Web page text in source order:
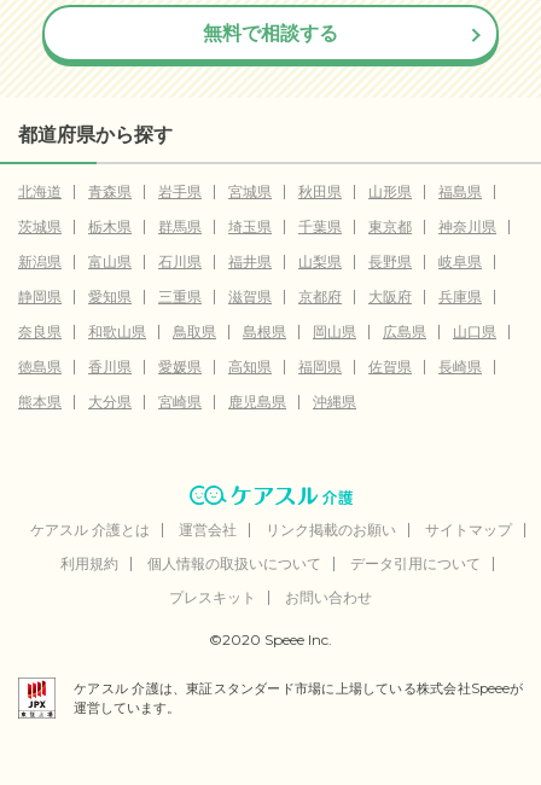
無料で相談する
都道府県から探す
北海道 青森県 岩手県 宮城県 秋田県 山形県
福島県
茨城県
栃木県 群馬県 埼玉県 千葉県 東京都
神奈川県
新潟県
富山県 石川県 福井県 山梨県 長野県
岐阜県
静岡県
愛知県 三重県 滋賀県 京都府 大阪府
兵庫県
奈良県
和歌山県 鳥取県 島根県 岡山県 広島県
山口県
徳島県
香川県 愛媛県 高知県 福岡県 佐賀県
長崎県
熊本県
大分県 宮崎県 鹿児島県 沖縄県
ケアスル 介護とは 運営会社 リンク掲載のお願い
サイトマップ
利用規約
個人情報の取扱いについて
データ引用について
プレスキット
お問い合わせ
©2020 Speee Inc.
ケアスル 介護は、東証スタンダード市場に上場している株式会社Speeeが
運営しています。